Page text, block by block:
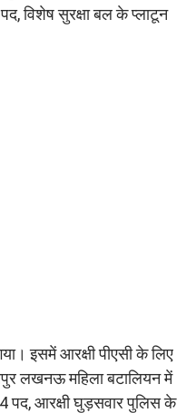
विशेष सुरक्षा बल के प्लाटून
इसमें आरक्षी पीएसी के लिए
लखनऊ महिला बटालियन में
पद, आरक्षी घुड़सवार पुलिस के